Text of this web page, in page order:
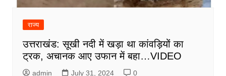
राज्य
उत्तराखंड: सूखी नदी में खड़ा था कांवड़ियों का
ट्रक, अचानक आए उफान में बहा…VIDEO
admin July 31, 2024 0